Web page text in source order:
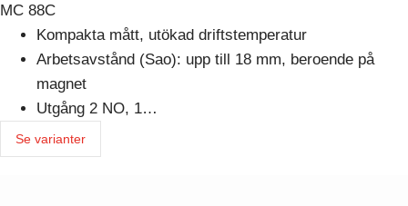
MC 88C
Kompakta mått, utökad driftstemperatur
Arbetsavstånd (Sao): upp till 18 mm, beroende på
magnet
Utgång 2 NO, 1…
Se varianter